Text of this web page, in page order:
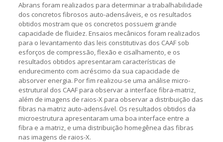
Abrans foram realizados para determinar a trabalhabilidade
dos concretos fibrosos auto-adensáveis, e os resultados
obtidos mostram que os concretos possuem grande
capacidade de fluidez. Ensaios mecânicos foram realizados
para o levantamento das leis constitutivas dos CAAF sob
esforços de compressão, flexão e cisalhamento, e os
resultados obtidos apresentaram características de
endurecimento com acréscimo da sua capacidade de
absorver energia. Por fim realizou-se uma análise micro-
estrutural dos CAAF para observar a interface fibra-matriz,
além de imagens de raios-X para observar a distribuição das
fibras na matriz auto-adensável. Os resultados obtidos da
microestrutura apresentaram uma boa interface entre a
fibra e a matriz, e uma distribuição homegênea das fibras
nas imagens de raios-X.